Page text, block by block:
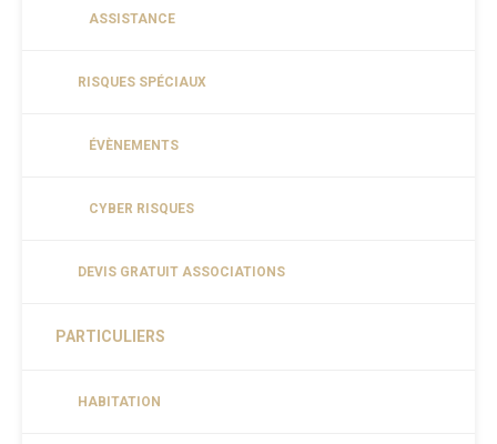
ASSISTANCE
RISQUES SPÉCIAUX
ÉVÈNEMENTS
CYBER RISQUES
DEVIS GRATUIT ASSOCIATIONS
PARTICULIERS
HABITATION